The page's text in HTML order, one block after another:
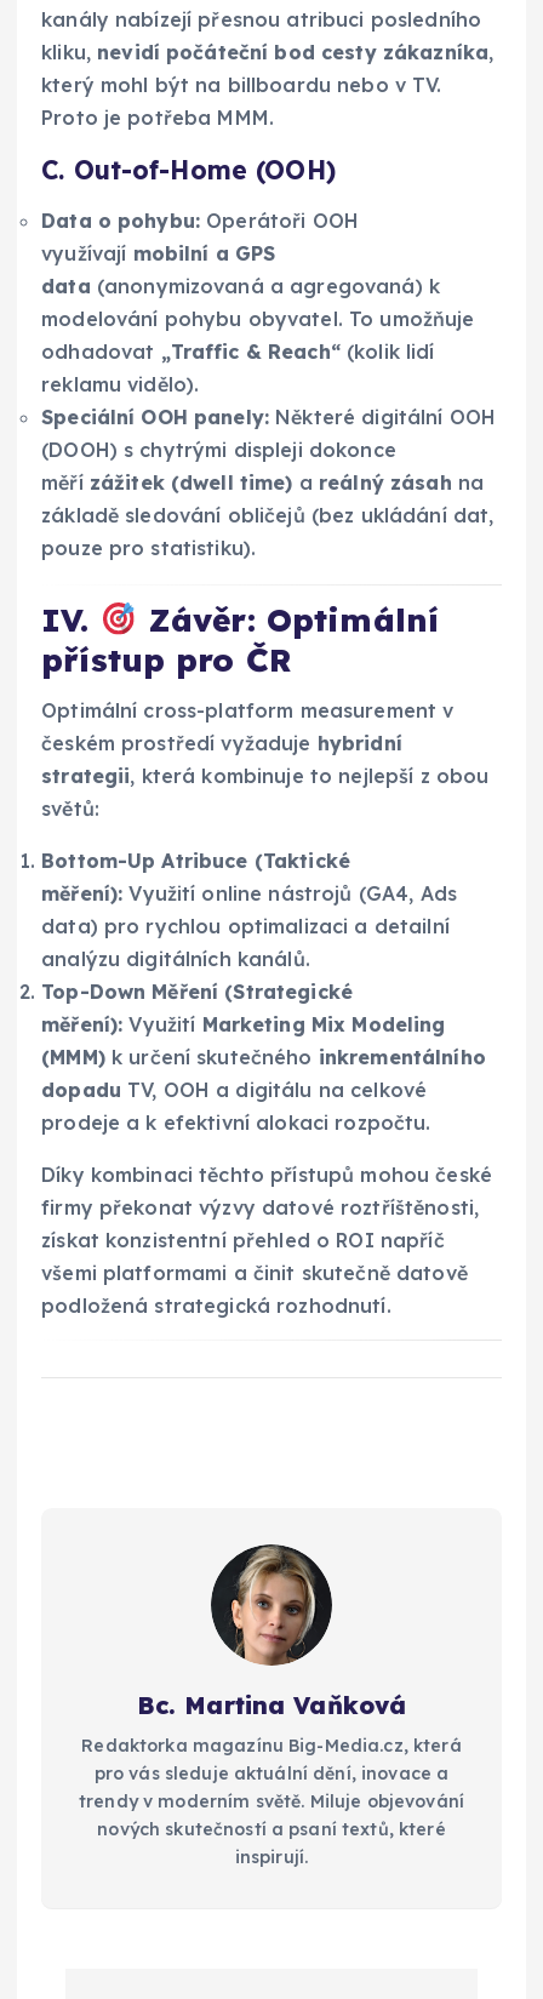
kanály nabízejí přesnou atribuci posledního
kliku, nevidí počáteční bod cesty zákazníka,
který mohl být na billboardu nebo v TV.
Proto je potřeba MMM.
C. Out-of-Home (OOH)
Data o pohybu: Operátoři OOH
využívají mobilní a GPS
data (anonymizovaná a agregovaná) k
modelování pohybu obyvatel. To umožňuje
odhadovat „Traffic & Reach“(kolik lidí
reklamu vidělo).
Speciální OOH panely: Některé digitální OOH
(DOOH) s chytrými displeji dokonce
měří zážitek (dwell time) a reálný zásah na
základě sledování obličejů (bez ukládání dat,
pouze pro statistiku).
IV.
Závěr: Optimální
přístup pro ČR
Optimální cross-platform measurement v
českém prostředí vyžaduje hybridní
strategii, která kombinuje to nejlepší z obou
světů:
Bottom-Up Atribuce (Taktické
měření): Využití online nástrojů (GA4, Ads
data) pro rychlou optimalizaci a detailní
analýzu digitálních kanálů.
Top-Down Měření (Strategické
měření): Využití Marketing Mix Modeling
(MMM)k určení skutečného inkrementálního
dopadu TV, OOH a digitálu na celkové
prodeje a k efektivní alokaci rozpočtu.
Díky kombinaci těchto přístupů mohou české
firmy překonat výzvy datové roztříštěnosti,
získat konzistentní přehled o ROI napříč
všemi platformami a činit skutečně datově
podložená strategická rozhodnutí.
Bc. Martina Vaňková
Redaktorka magazínu Big-Media.cz, která
pro vás sleduje aktuální dění, inovace a
trendy v moderním světě. Miluje objevování
nových skutečností a psaní textů, které
inspirují.